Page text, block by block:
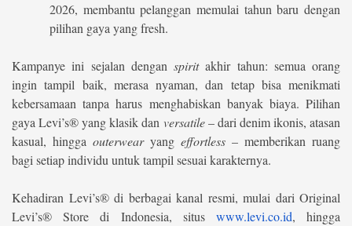
2026, membantu pelanggan memulai tahun baru dengan
pilihan gaya yang fresh.
Kampanye ini sejalan dengan spiritakhir tahun: semua orang
ingin tampil baik, merasa nyaman, dan tetap bisa menikmati
kebersamaan tanpa harus menghabiskan banyak biaya. Pilihan
gaya Levi’s® yang klasik dan versatile– dari denim ikonis, atasan
kasual, hingga outerwearyang effortless – memberikan ruang
bagi setiap individu untuk tampil sesuai karakternya.
Kehadiran Levi’s® di berbagai kanal resmi, mulai dari Original
Levi’s® Store di Indonesia, situs www.levi.co.id, hingga